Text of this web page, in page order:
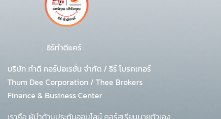
ธีร์ทำดีแคร์
บริษัท ทำดี คอร์ปอเรชั่น จำกัด / ธีร์ โบรคเกอร์
Thum Dee Corporation / Thee Brokers
Finance & Business Center
เราคือ ผู้นำด้านประกันออนไลน์ คอร์สเรียนนายตัวเอง